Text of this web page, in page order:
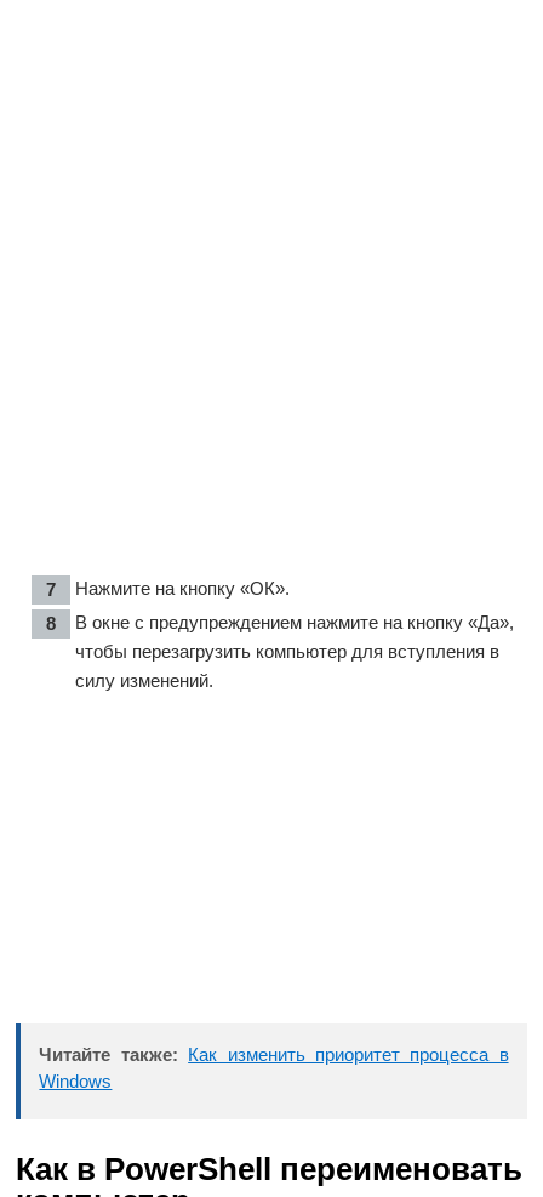
Нажмите на кнопку «ОК».
В окне с предупреждением нажмите на кнопку «Да»,
чтобы перезагрузить компьютер для вступления в
силу изменений.
Читайте также: Как изменить приоритет процесса в
Windows
Как в PowerShell переименовать